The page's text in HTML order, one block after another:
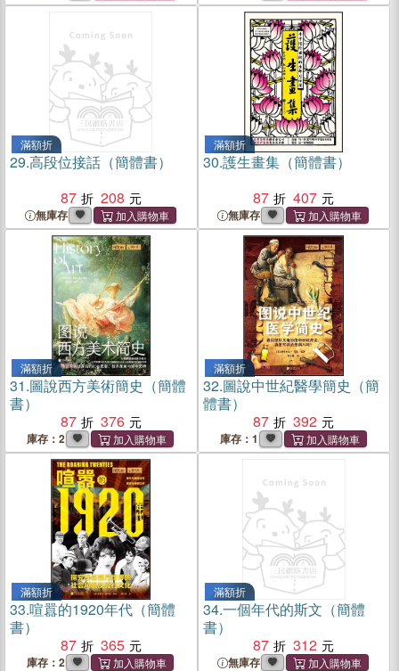
滿額折
29.高段位接話（簡體書）
87
208
無庫存
滿額折
30.護生畫集（簡體書）
87
407
無庫存
滿額折
31.圖說西方美術簡史（簡體
書）
87
376
庫存：2
滿額折
32.圖說中世紀醫學簡史（簡
體書）
87
392
庫存：1
滿額折
33.喧囂的1920年代（簡體
書）
87
365
庫存：2
滿額折
34.一個年代的斯文（簡體
書）
87
312
無庫存